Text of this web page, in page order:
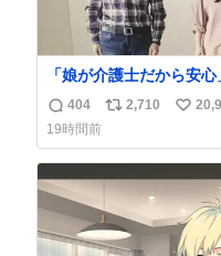
「娘が介護士だから安心」 その発想が怖
ちなみにこのポスターは
職支援をしている会社の
返
信
数
404
リ
ス
ト
数
2,710
い
ね
数
19時間前